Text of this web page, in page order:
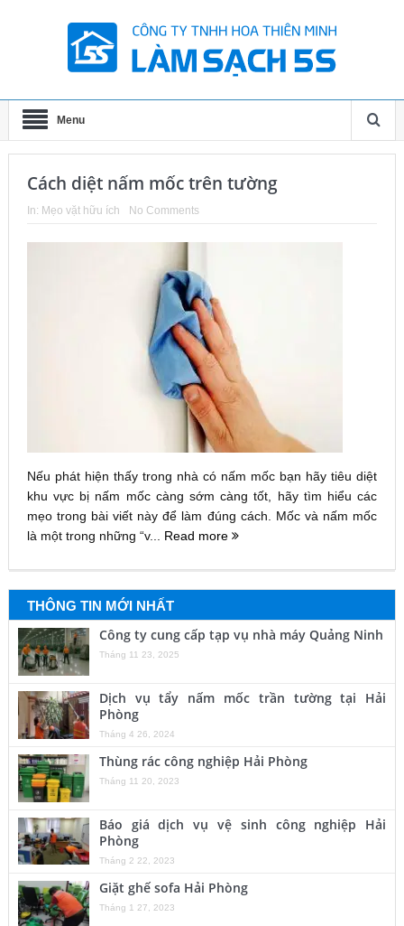
Menu
Cách diệt nấm mốc trên tường
In: Mẹo vặt hữu ích No Comments
Nếu phát hiện thấy trong nhà có nấm mốc bạn hãy tiêu diệt
khu vực bị nấm mốc càng sớm càng tốt, hãy tìm hiểu các
mẹo trong bài viết này để làm đúng cách. Mốc và nấm mốc
là một trong những “v... Read more
THÔNG TIN MỚI NHẤT
Công ty cung cấp tạp vụ nhà máy Quảng Ninh
Tháng 11 23, 2025
Dịch vụ tẩy nấm mốc trần tường tại Hải
Phòng
Tháng 4 26, 2024
Thùng rác công nghiệp Hải Phòng
Tháng 11 20, 2023
Báo giá dịch vụ vệ sinh công nghiệp Hải
Phòng
Tháng 2 22, 2023
Giặt ghế sofa Hải Phòng
Tháng 1 27, 2023